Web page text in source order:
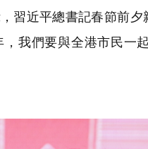
習近平總書記春節前
我們要與全港市民一